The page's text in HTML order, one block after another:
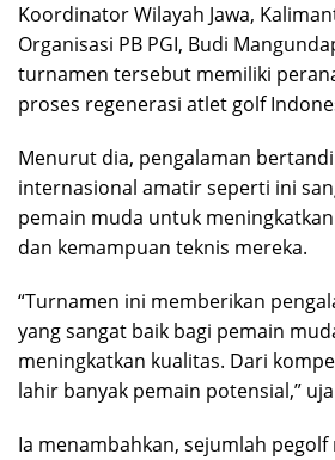
Koordinator Wilayah Jawa,
Organisasi PB PGI, Budi
turnamen tersebut memiliki
proses regenerasi atlet golf
Menurut dia, pengalaman
internasional amatir seperti ini
pemain muda untuk
dan kemampuan teknis mereka.
“Turnamen ini memberikan
yang sangat baik bagi pemain
meningkatkan kualitas. Dari
lahir banyak pemain potensial,”
Ia menambahkan, sejumlah